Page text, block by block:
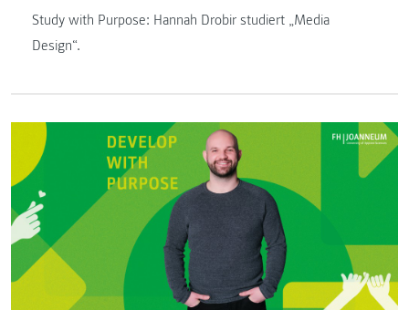
Study with Purpose: Hannah Drobir studiert „Media
Design“.